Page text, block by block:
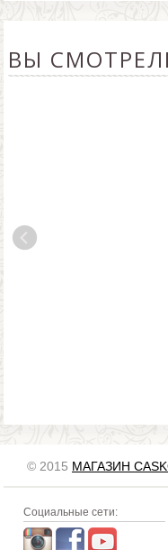
ВЫ
© 2015 МАГАЗИН
Социальные сети: